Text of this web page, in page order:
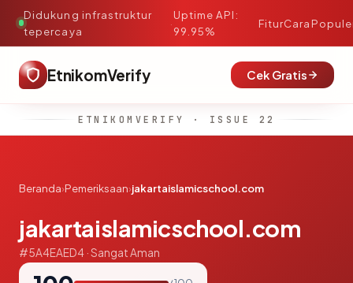
Didukung infrastruktur
tepercaya
·
Uptime API:
99.95%
FiturCara
EtnikomVerify Cek Gratis
ETNIKOMVERIFY · ISSUE 22
Beranda›Pemeriksaan›jakartaislamicschool.com
jakartaislamicschool.com
#5A4EAED4 · Sangat Aman